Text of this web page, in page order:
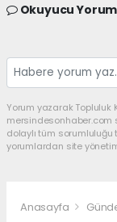
Okuyucu
Yorum yazarak Topluluk
mersindesonhaber.com
dolaylı tüm sorumluluğu
yorumlardan site
Anasayfa